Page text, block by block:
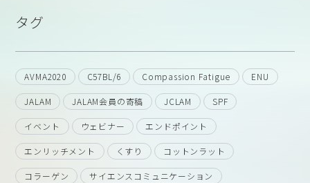
タグ
AVMA2020 C57BL/6 Compassion Fatigue ENU
JALAM JALAM会員の寄稿 JCLAM SPF
イベント ウェビナー エンドポイント
エンリッチメント くすり コットンラット
コラーゲン サイエンスコミュニケーション